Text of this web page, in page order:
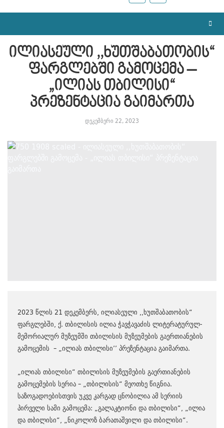
ილიასეული ,,ხუთშაბათობის“
ფარგლებში გამოცემა –
„ილიას თბილისი“
პრეზენტაცია გაიმართა
დეკემბერი 22, 2023
2023 წლის 21 დეკემბერს, ილიასეული ,,ხუთშაბათობის“
ფარგლებში, ქ. თბილისის ილია ჭავჭავაძის ლიტერატურულ-
მემორიალურ მუზეუმში თბილისის მუზეუმების გაერთიანების
გამოცემის – „ილიას თბილისი’’ პრეზენტაცია გაიმართა.
„ილიას თბილისი“ თბილისის მუზეუმების გაერთიანების
გამოცემების სერია – „თბილისის“ მეოთხე წიგნია.
საზოგადოებისთვის უკვე კარგად ცნობილია ამ სერიის
პირველი სამი გამოცემა: „გალაკტიონი და თბილისი“, „ილია
და თბილისი“, „ნიკოლოზ ბარათაშვილი და თბილისი“.